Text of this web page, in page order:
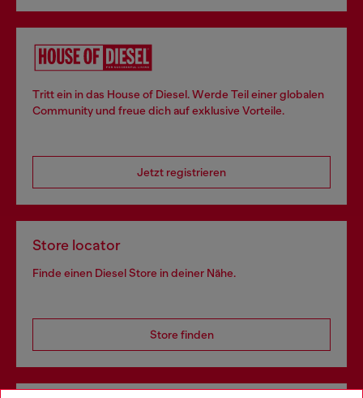
Tritt ein in das House of Diesel. Werde Teil einer globalen
Community und freue dich auf exklusive Vorteile.
Jetzt registrieren
Store locator
Finde einen Diesel Store in deiner Nähe.
Store finden